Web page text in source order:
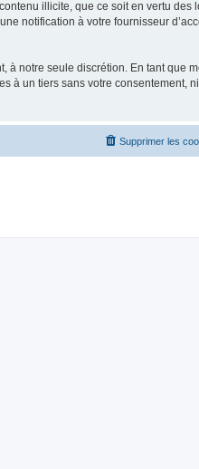
illicite, que ce soit en vertu des
notification à votre fournisseur
à notre seule discrétion. En tant que
à un tiers sans votre consentement,
Supprimer les